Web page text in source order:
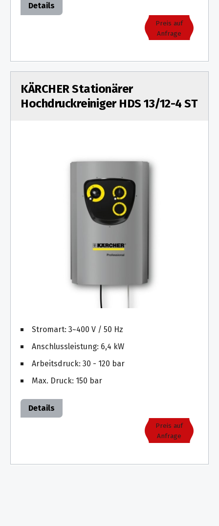
Details
Preis auf
Anfrage
KÄRCHER Stationärer
Hochdruckreiniger HDS 13/12-4 ST
Stromart: 3~400 V / 50 Hz
Anschlussleistung: 6,4 kW
Arbeitsdruck: 30 - 120 bar
Max. Druck: 150 bar
Details
Preis auf
Anfrage